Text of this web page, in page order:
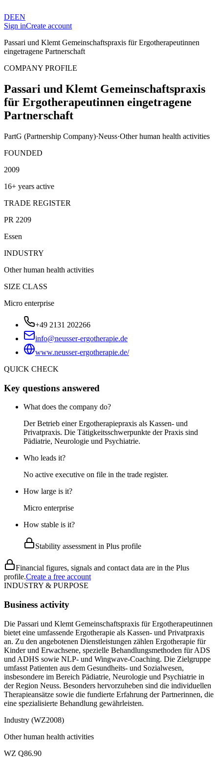
DEEN
Sign inCreate account
Passari und Klemt Gemeinschaftspraxis für Ergotherapeutinnen
eingetragene Partnerschaft
COMPANY PROFILE
Passari und Klemt Gemeinschaftspraxis
für Ergotherapeutinnen eingetragene
Partnerschaft
PartG (Partnership Company)·Neuss·Other human health activities
FOUNDED
2009
16+ years active
TRADE REGISTER
PR 2209
Essen
INDUSTRY
Other human health activities
SIZE CLASS
Micro enterprise
+49 2131 202266
info@neusser-ergotherapie.de
www.neusser-ergotherapie.de/
QUICK CHECK
Key questions answered
What does the company do?
Der Betrieb einer Ergotherapiepraxis als Kassen- und
Privatpraxis. Die Tätigkeitsschwerpunkte der Praxis sind
Pädiatrie, Neurologie und Psychiatrie.
Who leads it?
No active executive on file in the trade register.
How large is it?
Micro enterprise
How stable is it?
Stability assessment in Plus profile
Financial figures, signals and contact data are in the Plus
profile.Create a free account
INDUSTRY & PURPOSE
Business activity
Die Passari und Klemt Gemeinschaftspraxis für Ergotherapeutinnen
bietet eine umfassende Ergotherapie als Kassen- und Privatpraxis
an. Zu den angebotenen Dienstleistungen zählen Ergotherapie für
Kinder und Erwachsene, spezielle Behandlungsmethoden für ADS
und ADHS sowie NLP- und Wingwave-Coaching. Die Zielgruppe
umfasst Patienten aus dem Gesundheits- und Sozialwesen,
insbesondere im Bereich Pädiatrie, Neurologie und Psychiatrie in
der Region Neuss. Besonders hervorzuheben sind die individuellen
Therapieansätze sowie die fundierte Erfahrung der Partnerinnen, die
eine spezialisierte Behandlung gewährleisten.
Industry (WZ2008)
Other human health activities
WZ Q86.90